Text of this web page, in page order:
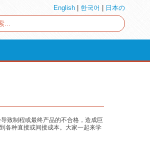
English 한국어 日本の
致制程或最终产品的不合格，造成巨
各种直接或间接成本。大家一起来学